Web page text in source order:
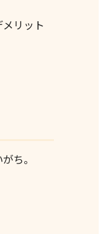
リット
ち。